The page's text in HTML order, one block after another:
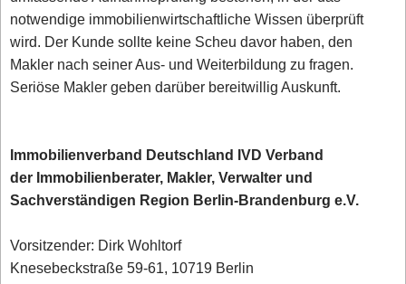
notwendige immobilienwirtschaftliche Wissen überprüft
wird. Der Kunde sollte keine Scheu davor haben, den
Makler nach seiner Aus- und Weiterbildung zu fragen.
Seriöse Makler geben darüber bereitwillig Auskunft.
Immobilienverband Deutschland IVD Verband
der Immobilienberater, Makler, Verwalter und
Sachverständigen Region Berlin-Brandenburg e.V.
Vorsitzender: Dirk Wohltorf
Knesebeckstraße 59-61, 10719 Berlin